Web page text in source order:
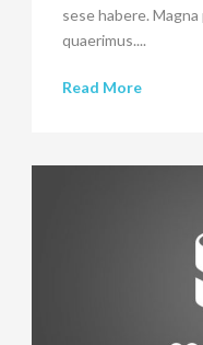
sese habere.
quaerimus....
Read More